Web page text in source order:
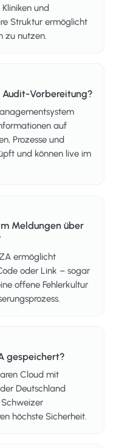
und
Struktur ermöglicht
zu nutzen.
Audit-Vorbereitung?
auf
Prozesse und
und können live im
Meldungen über
ermöglicht
oder Link – sogar
offene Fehlerkultur
gespeichert?
Cloud mit
Deutschland
höchste Sicherheit.